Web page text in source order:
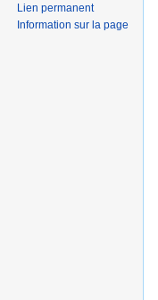
Lien permanent
Information sur la page